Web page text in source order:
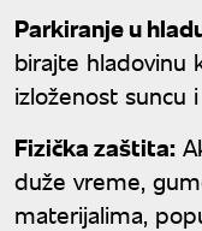
Parkiranje u
birajte hladovinu
izloženost suncu
Fizička zaštita:
duže vreme,
materijalima,